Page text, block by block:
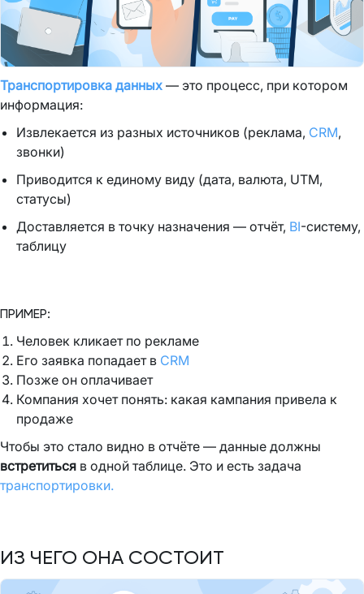
Транспортировка данных — это процесс, при котором
информация:
Извлекается из разных источников (реклама, CRM,
звонки)
Приводится к единому виду (дата, валюта, UTM,
статусы)
Доставляется в точку назначения — отчёт, BI-систему,
таблицу
ПРИМЕР:
Человек кликает по рекламе
Его заявка попадает в CRM
Позже он оплачивает
Компания хочет понять: какая кампания привела к
продаже
Чтобы это стало видно в отчёте — данные должны
встретиться в одной таблице. Это и есть задача
транспортировки.
ИЗ ЧЕГО ОНА СОСТОИТ